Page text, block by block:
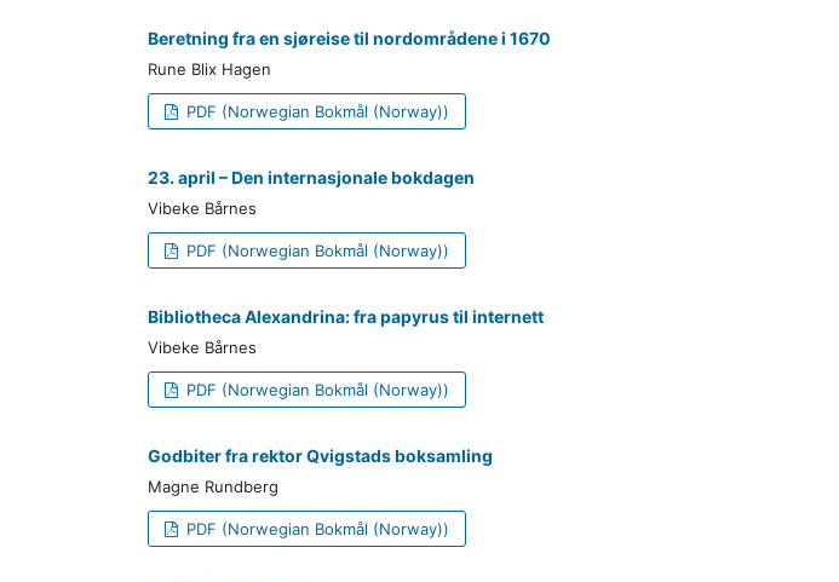
Beretning fra en sjøreise til nordområdene i 1670
Rune Blix Hagen
PDF (Norwegian Bokmål (Norway))
23. april – Den internasjonale bokdagen
Vibeke Bårnes
PDF (Norwegian Bokmål (Norway))
Bibliotheca Alexandrina: fra papyrus til internett
Vibeke Bårnes
PDF (Norwegian Bokmål (Norway))
Godbiter fra rektor Qvigstads boksamling
Magne Rundberg
PDF (Norwegian Bokmål (Norway))